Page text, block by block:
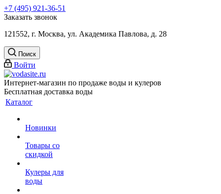
+7 (495) 921-36-51
Заказать звонок
121552, г. Москва, ул. Академика Павлова, д. 28
Поиск
Войти
Интернет-магазин по продаже воды и кулеров
Бесплатная доставка воды
Каталог
Новинки
Товары со
скидкой
Кулеры для
воды